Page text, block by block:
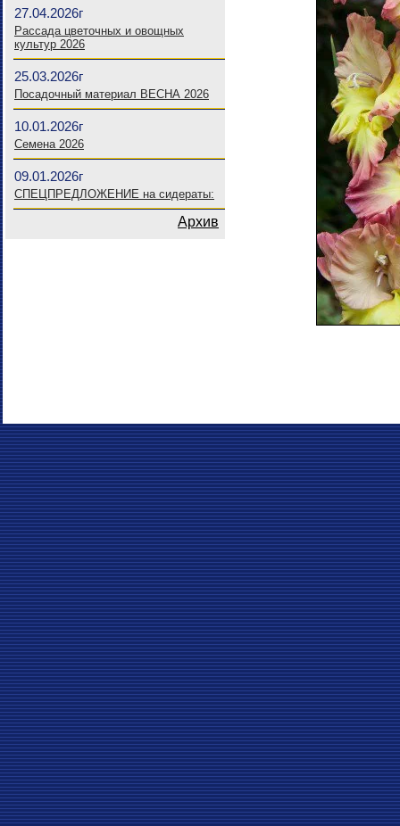
27.04.2026г
Рассада цветочных и овощных
культур 2026
25.03.2026г
Посадочный материал ВЕСНА 2026
10.01.2026г
Семена 2026
09.01.2026г
СПЕЦПРЕДЛОЖЕНИЕ на сидераты:
Архив